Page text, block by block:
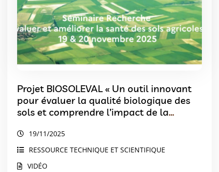
Projet BIOSOLEVAL « Un outil innovant
pour évaluer la qualité biologique des
sols et comprendre l’impact de la
19/11/2025
RESSOURCE TECHNIQUE ET SCIENTIFIQUE
VIDÉO